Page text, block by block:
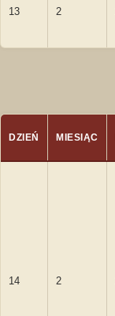
13 2
DZIEŃ MIESIĄC
14 2